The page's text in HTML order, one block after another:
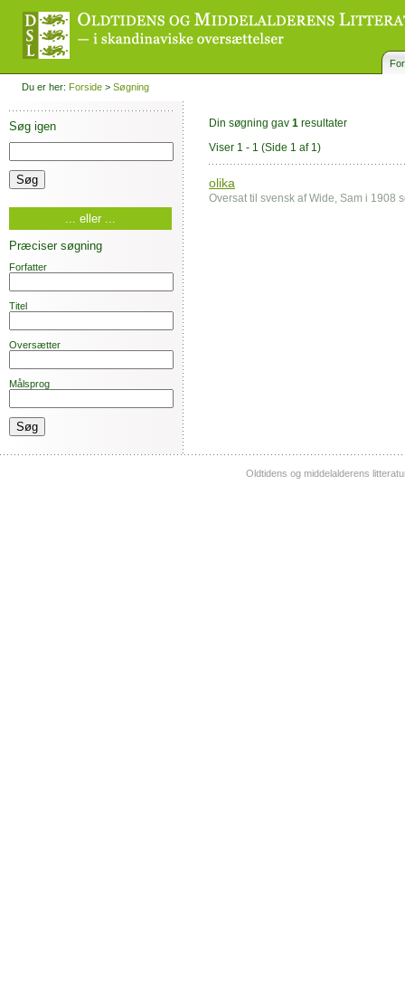
Du er her: Forside > Søgning
Søg igen
... eller ...
Præciser søgning
Forfatter
Titel
Oversætter
Målsprog
Din søgning gav 1 resultater
Viser 1 - 1 (Side 1 af 1)
olika
Oversat til svensk af Wide, Sam i 1908
Oldtidens og middelalderens